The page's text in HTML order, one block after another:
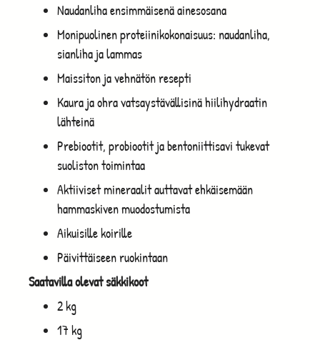
Naudanliha ensimmäisenä ainesosana
Monipuolinen proteiinikokonaisuus: naudanliha,
sianliha ja lammas
Maissiton ja vehnätön resepti
Kaura ja ohra vatsaystävällisinä hiilihydraatin
lähteinä
Prebiootit, probiootit ja bentoniittisavi tukevat
suoliston toimintaa
Aktiiviset mineraalit auttavat ehkäisemään
hammaskiven muodostumista
Aikuisille koirille
Päivittäiseen ruokintaan
Saatavilla olevat säkkikoot
2 kg
17 kg